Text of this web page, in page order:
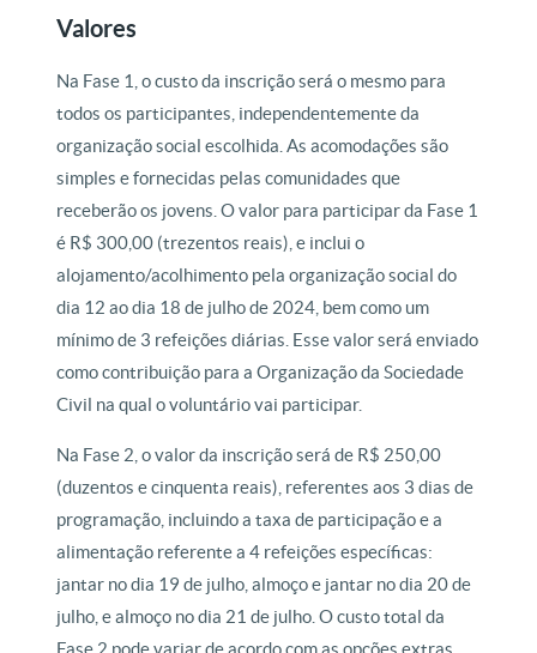
Valores
Na Fase 1, o custo da inscrição será o mesmo para
todos os participantes, independentemente da
organização social escolhida. As acomodações são
simples e fornecidas pelas comunidades que
receberão os jovens. O valor para participar da Fase 1
é R$ 300,00 (trezentos reais), e inclui o
alojamento/acolhimento pela organização social do
dia 12 ao dia 18 de julho de 2024, bem como um
mínimo de 3 refeições diárias. Esse valor será enviado
como contribuição para a Organização da Sociedade
Civil na qual o voluntário vai participar.
Na Fase 2, o valor da inscrição será de R$ 250,00
(duzentos e cinquenta reais), referentes aos 3 dias de
programação, incluindo a taxa de participação e a
alimentação referente a 4 refeições específicas:
jantar no dia 19 de julho, almoço e jantar no dia 20 de
julho, e almoço no dia 21 de julho. O custo total da